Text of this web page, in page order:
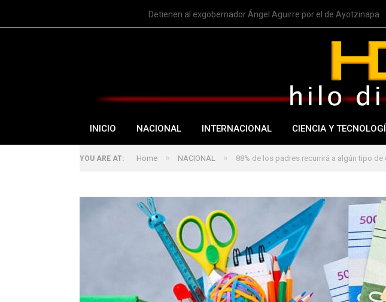
Detienen al exgobernador Ángel Aguirre por el de Ayotzinapa
INICIO NACIONAL INTERNACIONAL CIENCIA Y
YOU ARE AT: Home » NACIONAL » 88% de los padres recurrirá a algún tipo